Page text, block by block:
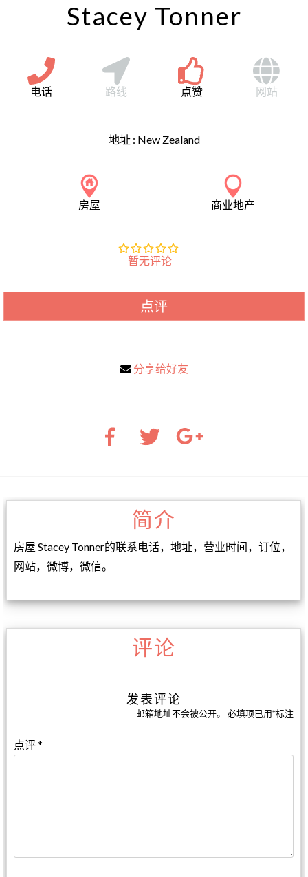
Stacey Tonner
电话 路线 点赞 网站
地址 : New Zealand
房屋 商业地产
暂无评论
点评
分享给好友
简介
房屋 Stacey Tonner的联系电话，地址，营业时间，订位，
网站，微博，微信。
评论
发表评论
邮箱地址不会被公开。 必填项已用*标注
点评*